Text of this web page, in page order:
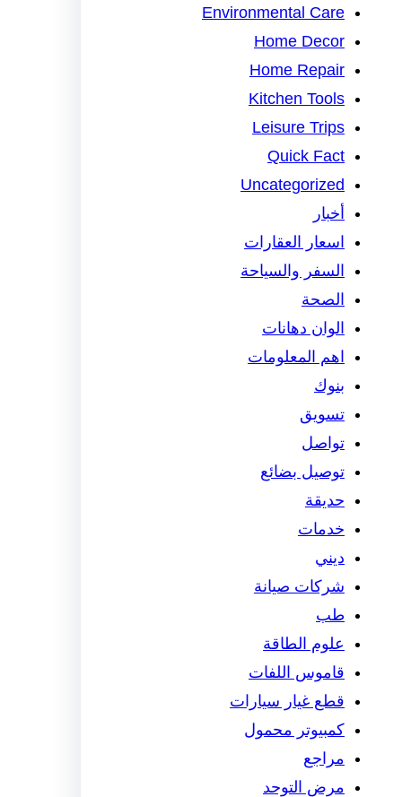
Environmental Care
Home Decor
Home Repair
Kitchen Tools
Leisure Trips
Quick Fact
Uncategorized
أخبار
اسعار العقارات
السفر والسياحة
الصحة
الوان دهانات
اهم المعلومات
بنوك
تسويق
تواصل
توصيل بضائع
حديقة
خدمات
ديني
شركات صيانة
طب
علوم الطاقة
قاموس اللفات
قطع غيار سيارات
كمبيوتر محمول
مراجع
مرض التوحد